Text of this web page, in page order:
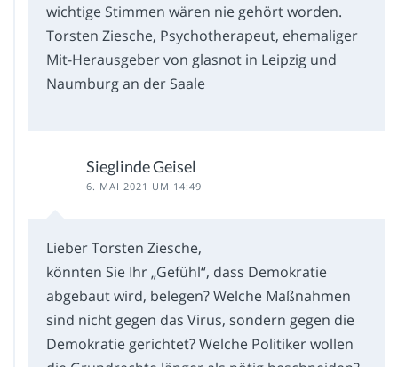
wichtige Stimmen wären nie gehört worden.
Torsten Ziesche, Psychotherapeut, ehemaliger
Mit-Herausgeber von glasnot in Leipzig und
Naumburg an der Saale
Sieglinde Geisel
6. MAI 2021 UM 14:49
Lieber Torsten Ziesche,
könnten Sie Ihr „Gefühl“, dass Demokratie
abgebaut wird, belegen? Welche Maßnahmen
sind nicht gegen das Virus, sondern gegen die
Demokratie gerichtet? Welche Politiker wollen